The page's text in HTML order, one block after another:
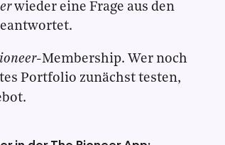
wieder eine Frage aus den
-Membership. Wer noch
Portfolio zunächst testen,